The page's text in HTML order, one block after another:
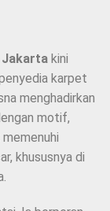
Jakarta kini
karpet
menghadirkan
motif,
khususnya di